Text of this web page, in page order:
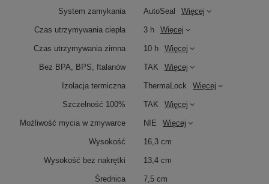
System zamykania AutoSeal Więcej
Czas utrzymywania ciepła 3 h Więcej
Czas utrzymywania zimna 10 h Więcej
Bez BPA, BPS, ftalanów TAK Więcej
Izolacja termiczna ThermaLock Więcej
Szczelność 100% TAK Więcej
Możliwość mycia w zmywarce NIE Więcej
Wysokość 16,3 cm
Wysokość bez nakrętki 13,4 cm
Średnica 7,5 cm